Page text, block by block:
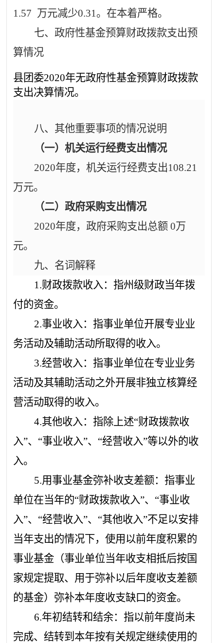
1.57 万元减少0.31 。在本着严格。
七、政府性基金预算财政拨款支出预
算情况
县团委2020年无政府性基金预算财政拨款
支出决算情况。
八、其他重要事项的情况说明
（一）机关运行经费支出情况
2020年度，机关运行经费支出108.21
万元。
（二）政府采购支出情况
2020年度，政府采购支出总额 0万
元。
九、名词解释
1.财政拨款收入：指州级财政当年拨
付的资金。
2.事业收入：指事业单位开展专业业
务活动及辅助活动所取得的收入。
3.经营收入：指事业单位在专业业务
活动及其辅助活动之外开展非独立核算经
营活动取得的收入。
4.其他收入：指除上述“财政拨款收
入”、“事业收入”、“经营收入”等以外的收
入。
5.用事业基金弥补收支差额：指事业
单位在当年的“财政拨款收入”、“事业收
入”、“经营收入”、“其他收入”不足以安排
当年支出的情况下，使用以前年度积累的
事业基金（事业单位当年收支相抵后按国
家规定提取、用于弥补以后年度收支差额
的基金）弥补本年度收支缺口的资金。
6.年初结转和结余：指以前年度尚未
完成、结转到本年按有关规定继续使用的